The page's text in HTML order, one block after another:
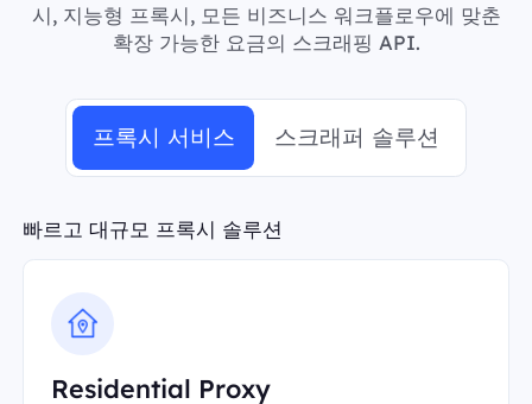
시, 지능형 프록시, 모든 비즈니스 워크플로우에 맞춘
확장 가능한 요금의 스크래핑 API.
프록시 서비스 스크래퍼 솔루션
빠르고 대규모 프록시 솔루션
Residential Proxy